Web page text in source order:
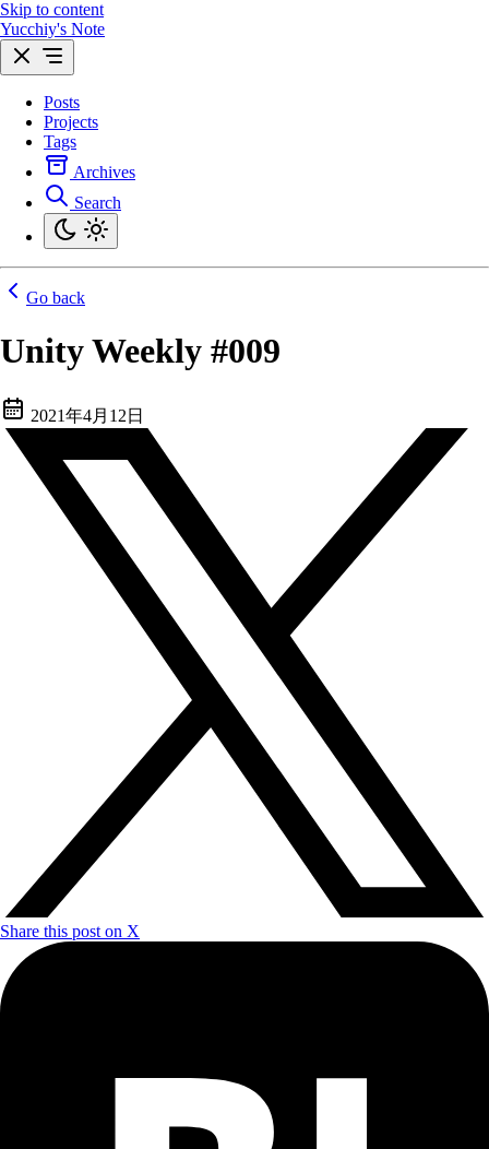
Skip to content
Yucchiy's Note
Posts
Projects
Tags
Archives
Search
Go back
Unity Weekly #009
2021年4月12日
Share this post on X